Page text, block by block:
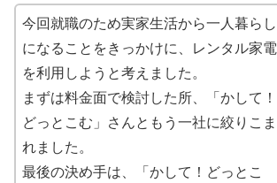
今回就職のため実家生活から一人暮らし
になることをきっかけに、レンタル家電
を利用しようと考えました。
まずは料金面で検討した所、「かして！
どっとこむ」さんともう一社に絞りこま
れました。
最後の決め手は、「かして！どっとこ